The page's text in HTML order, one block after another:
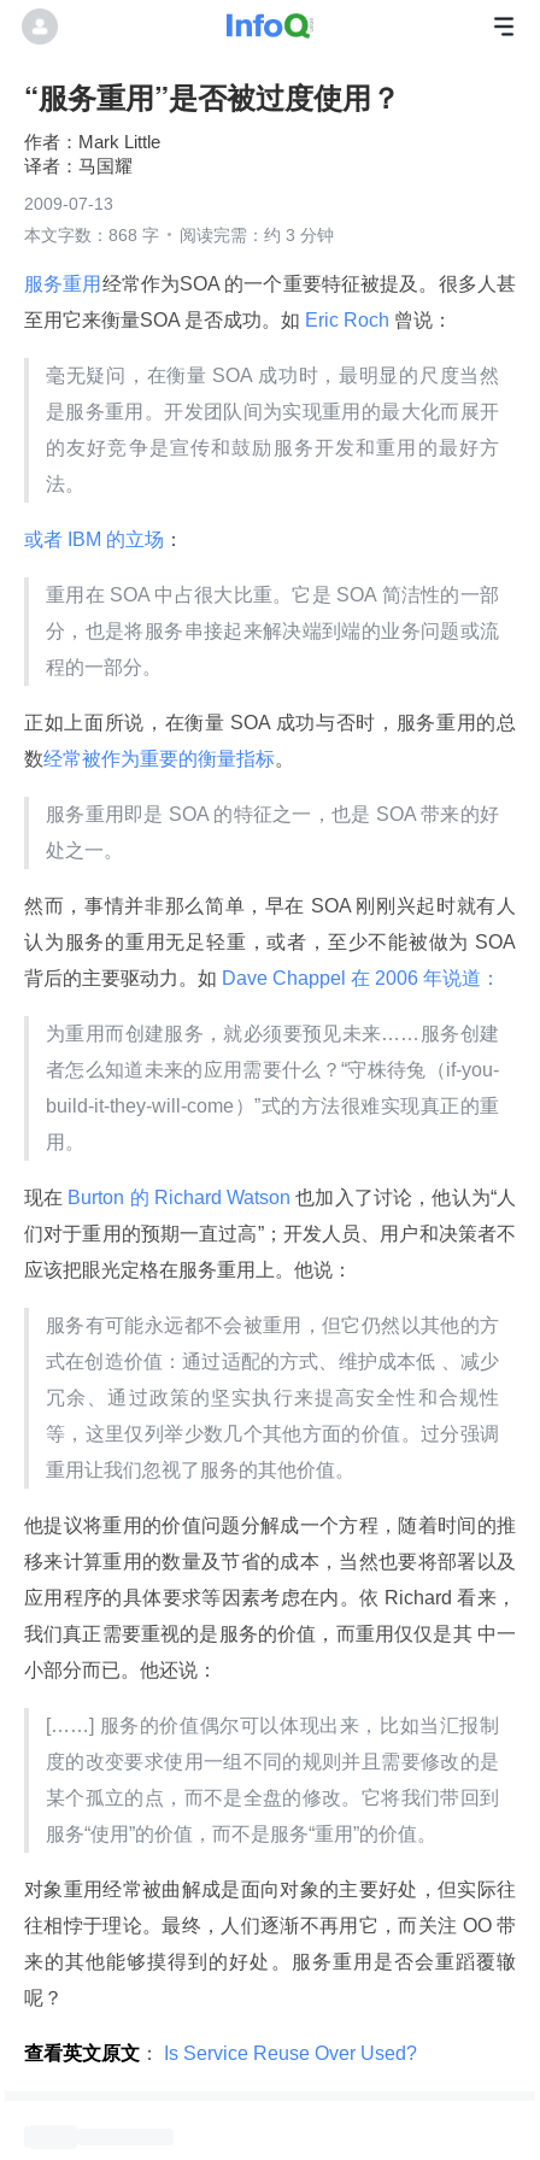
“服务重用”是否被过度使用？
Mark Little
马国耀
2009-07-13
本文字数：868 字
阅读完需：约 3 分钟
服务重用 经常作为SOA 的一个重要特征被提及。很多人甚
至用它来衡量SOA 是否成功。如 Eric Roch 曾说：
毫无疑问，在衡量 SOA 成功时，最明显的尺度当然
是服务重用。开发团队间为实现重用的最大化而展开
的友好竞争是宣传和鼓励服务开发和重用的最好方
法。
或者 IBM 的立场 ：
重用在 SOA 中占很大比重。它是 SOA 简洁性的一部
分，也是将服务串接起来解决端到端的业务问题或流
程的一部分。
正如上面所说，在衡量 SOA 成功与否时，服务重用的总
数经常被作为重要的衡量指标。
服务重用即是 SOA 的特征之一，也是 SOA 带来的好
处之一。
然而，事情并非那么简单，早在 SOA 刚刚兴起时就有人
认为服务的重用无足轻重，或者，至少不能被做为 SOA
背后的主要驱动力。如 Dave Chappel 在 2006 年说道：
为重用而创建服务，就必须要预见未来……服务创建
者怎么知道未来的应用需要什么？“守株待兔（if-you-
build-it-they-will-come）”式的方法很难实现真正的重
用。
现在 Burton 的 Richard Watson 也加入了讨论，他认为“人
们对于重用的预期一直过高”；开发人员、用户和决策者不
应该把眼光定格在服务重用上。他说：
服务有可能永远都不会被重用，但它仍然以其他的方
式在创造价值：通过适配的方式、维护成本低 、减少
冗余、通过政策的坚实执行来提高安全性和合规性
等，这里仅列举少数几个其他方面的价值。过分强调
重用让我们忽视了服务的其他价值。
他提议将重用的价值问题分解成一个方程，随着时间的推
移来计算重用的数量及节省的成本，当然也要将部署以及
应用程序的具体要求等因素考虑在内。依 Richard 看来，
我们真正需要重视的是服务的价值，而重用仅仅是其 中一
小部分而已。他还说：
[……] 服务的价值偶尔可以体现出来，比如当汇报制
度的改变要求使用一组不同的规则并且需要修改的是
某个孤立的点，而不是全盘的修改。它将我们带回到
服务“使用”的价值，而不是服务“重用”的价值。
对象重用经常被曲解成是面向对象的主要好处，但实际往
往相悖于理论。最终，人们逐渐不再用它，而关注 OO 带
来的其他能够摸得到的好处。服务重用是否会重蹈覆辙
呢？
查看英文原文 ： Is Service Reuse Over Used?